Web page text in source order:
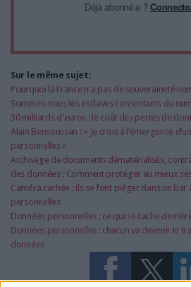
Déjà abonné.e ?
Sur le même sujet:
Pourquoi la France n'a pas de souveraineté
Sommes-nous les esclaves consentants du
30 milliards d'euros : le coût des pertes de
Alain Bensoussan : « Je crois à l’émergence
personnelles »
Archivage de documents dématérialisés,
des données : Comment protéger au mieux
Caméra cachée : ils se font piéger dans un bar
personnelles
Données personnelles : ce qui se cache
Données personnelles : chacun va devenir le
données